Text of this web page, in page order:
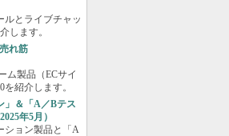
ルとライブチャッ
します。
れ筋
ム製品（ECサイ
紹介します。
」＆「A／Bテス
年5月）
ション製品と「A